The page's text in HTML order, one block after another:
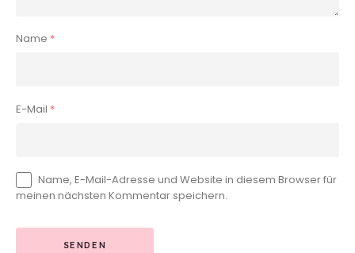
Name *
E-Mail *
Name, E-Mail-Adresse und Website in diesem Browser für
meinen nächsten Kommentar speichern.